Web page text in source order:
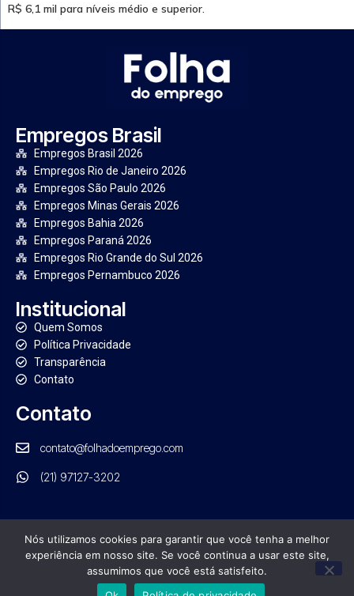
R$ 6,1 mil para níveis médio e superior.
Empregos Brasil
Empregos Brasil 2026
Empregos Rio de Janeiro 2026
Empregos São Paulo 2026
Empregos Minas Gerais 2026
Empregos Bahia 2026
Empregos Paraná 2026
Empregos Rio Grande do Sul 2026
Empregos Pernambuco 2026
Institucional
Quem Somos
Política Privacidade
Transparência
Contato
Contato
contato@folhadoemprego.com
(21) 97127-3202
PORTAL FOLHA DO EMPREGO. TODOS OS DIREITOS RESERVADOS
GRUPO NRB DE COMUNICAÇÃO | CNPJ: 21.554.570/0001-01
Nós utilizamos cookies para garantir que você tenha a melhor
experiência em nosso site. Se você continua a usar este site,
assumimos que você está satisfeito.